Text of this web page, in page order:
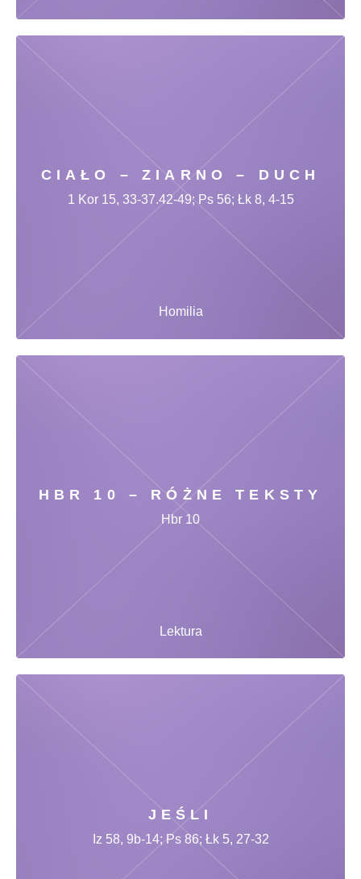
CIAŁO – ZIARNO – DUCH
Homilia
1 Kor 15, 33-37.42-49; Ps 56; Łk 8, 4-15
HBR 10 – RÓŻNE TEKSTY
Lektura
Hbr 10
JEŚLI
Iz 58, 9b-14; Ps 86; Łk 5, 27-32